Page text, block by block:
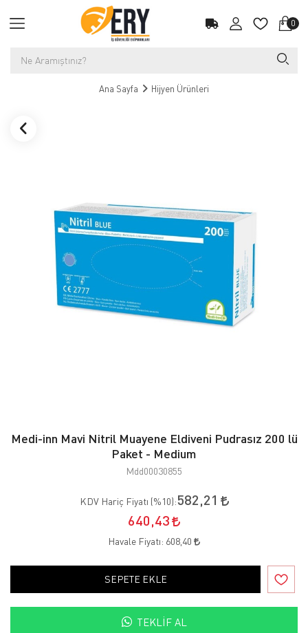
0
Ana Sayfa Hijyen Ürünleri
Medi-inn Mavi Nitril Muayene Eldiveni Pudrasız 200 lü
Paket - Medium
Mdd00030855
KDV Hariç Fiyatı (%10):582,21
640,43
Havale Fiyatı: 608,40
SEPETE EKLE
TEKLIF AL